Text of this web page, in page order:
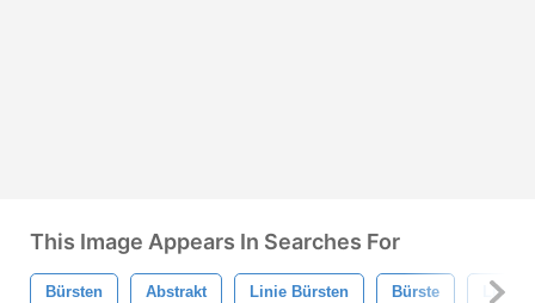
This Image Appears In Searches For
Bürsten Abstrakt Linie Bürsten Bürste Linear